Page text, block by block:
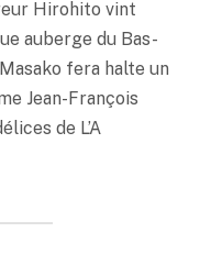
Hirohito vint
auberge du Bas-
fera halte un
Jean-François
de L’A